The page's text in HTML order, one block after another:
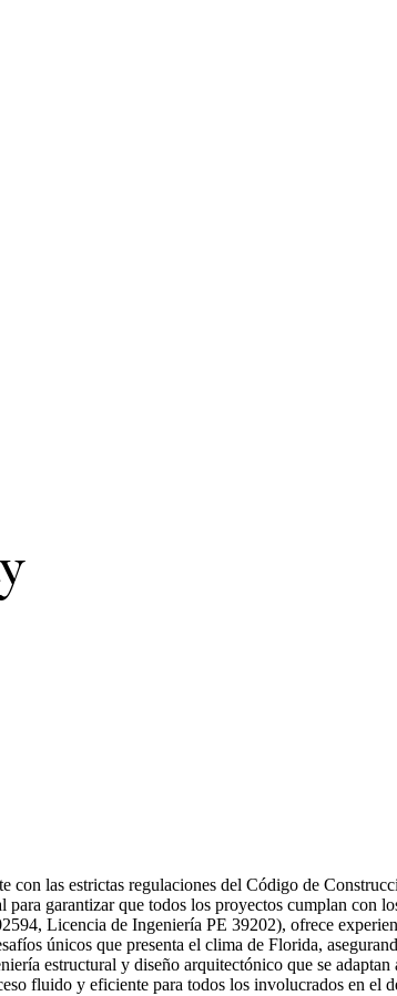
con las estrictas regulaciones del Código de
garantizar que todos los proyectos cumplan con
Licencia de Ingeniería PE 39202), ofrece
únicos que presenta el clima de Florida,
estructural y diseño arquitectónico que se adaptan
fluido y eficiente para todos los involucrados en el